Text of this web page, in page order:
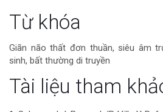
Chi
tiết
bài
viết
Từ khóa
Giãn não thất đơn thuần, siêu âm
sinh, bất thường di truyền
Tài liệu tham